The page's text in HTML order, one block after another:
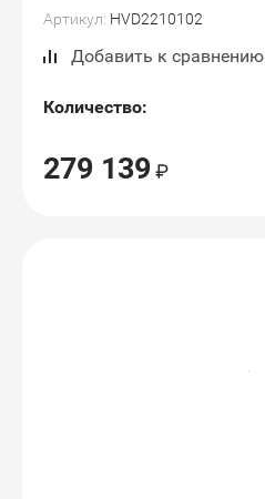
Артикул: HVD2210102
Добавить к сравнению
Количество:
279 139